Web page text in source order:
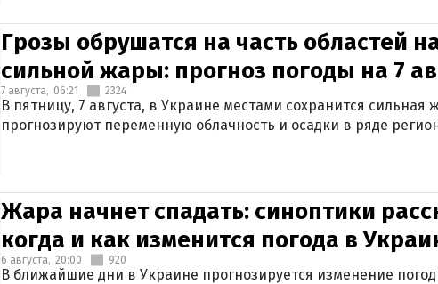
Грозы обрушатся на часть областей
сильной жары: прогноз погоды на 7
7 августа, 06:21 2324
В пятницу, 7 августа, в Украине местами сохранится сильная
прогнозируют переменную облачность и осадки в ряде
Жара начнет спадать: синоптики
когда и как изменится погода в
6 августа, 20:00 920
В ближайшие дни в Украине прогнозируется изменение